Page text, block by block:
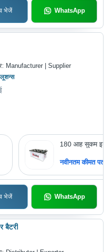
भेजें WhatsApp
Manufacturer | Supplier
180 आह सुकम
नवीनतम कीमत
भेजें WhatsApp
बैटरी